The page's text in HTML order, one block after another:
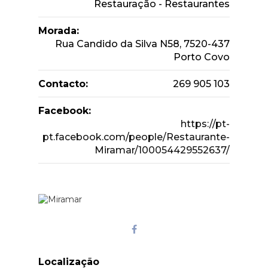
Restauração - Restaurantes
Morada:
Rua Candido da Silva N58, 7520-437
Porto Covo
Contacto: 269 905 103
Facebook:
https://pt-
pt.facebook.com/people/Restaurante-
Miramar/100054429552637/
Localização